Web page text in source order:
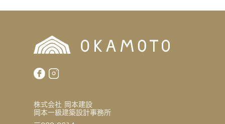
株式会社 岡本建設
岡本一級建築設計事務所